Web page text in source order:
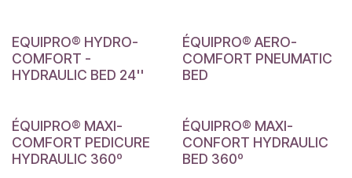
EQUIPRO® HYDRO-
COMFORT -
HYDRAULIC BED 24''
ÉQUIPRO® AERO-
COMFORT PNEUMATIC
BED
ÉQUIPRO® MAXI-
COMFORT PEDICURE
HYDRAULIC 360º
ÉQUIPRO® MAXI-
CONFORT HYDRAULIC
BED 360º